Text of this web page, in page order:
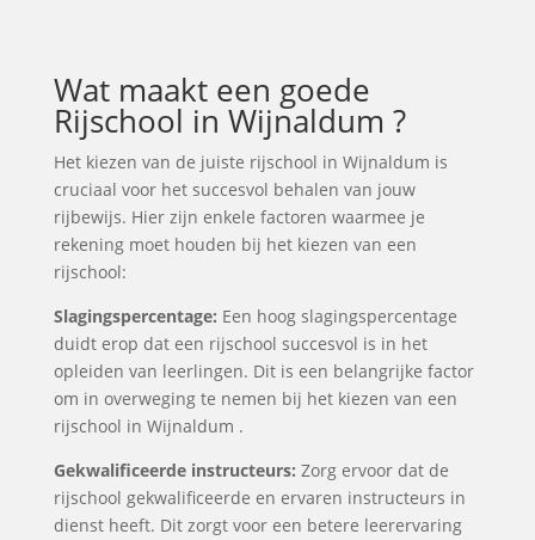
Wat maakt een goede
Rijschool in Wijnaldum ?
Het kiezen van de juiste rijschool in Wijnaldum is
cruciaal voor het succesvol behalen van jouw
rijbewijs. Hier zijn enkele factoren waarmee je
rekening moet houden bij het kiezen van een
rijschool:
Slagingspercentage: Een hoog slagingspercentage
duidt erop dat een rijschool succesvol is in het
opleiden van leerlingen. Dit is een belangrijke factor
om in overweging te nemen bij het kiezen van een
rijschool in Wijnaldum .
Gekwalificeerde instructeurs: Zorg ervoor dat de
rijschool gekwalificeerde en ervaren instructeurs in
dienst heeft. Dit zorgt voor een betere leerervaring